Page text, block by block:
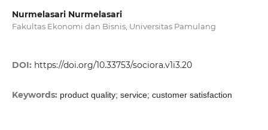
Nurmelasari Nurmelasari
Fakultas Ekonomi dan Bisnis, Universitas Pamulang
DOI: https://doi.org/10.33753/sociora.v1i3.20
Keywords: product quality; service; customer satisfaction